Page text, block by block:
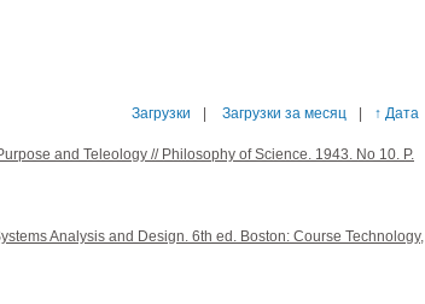
Загрузки Загрузки за месяц ↑ Дата
and Teleology // Philosophy of Science. 1943. No 10. P.
Analysis and Design. 6th ed. Boston: Course Technology,